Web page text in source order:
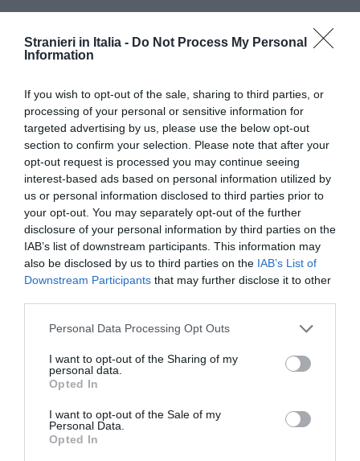
Stranieri in Italia - Do Not Process My Personal
Information
If you wish to opt-out of the sale, sharing to third parties, or
processing of your personal or sensitive information for
targeted advertising by us, please use the below opt-out
section to confirm your selection. Please note that after your
opt-out request is processed you may continue seeing
interest-based ads based on personal information utilized by
us or personal information disclosed to third parties prior to
your opt-out. You may separately opt-out of the further
disclosure of your personal information by third parties on the
IAB’s list of downstream participants. This information may
also be disclosed by us to third parties on the IAB’s List of
Downstream Participants that may further disclose it to other
Personal Data Processing Opt Outs
I want to opt-out of the Sharing of my
personal data.
Opted In
I want to opt-out of the Sale of my
Personal Data.
Opted In
C’e’ poi il caso del ricongiungimento familiare.
”Non e’ facile far venire in Italia i propri cari. Ci
puo’ essere un immigrato – prosegue l’esperto –
che rischia pur di far venire qui un figlio. Si mette
cosi’ d’accordo con un conoscente chiedendogli
di presentare la domanda di assunzione, anche
in questo caso di collaboratrice domestica o di
badante. Ovviamente una richiesta che prevede
dei soldi oltre che delle false autocertificazioni”.
regolarizzato ma il cui datore di lavoro non ne
vuole sapere: allora, illecitamente, paga la quota